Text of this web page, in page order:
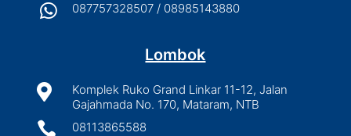
 087757328507 / 08985143880
Lombok

Komplek Ruko Grand Linkar 11-12, Jalan
Gajahmada No. 170, Mataram, NTB
 08113865588